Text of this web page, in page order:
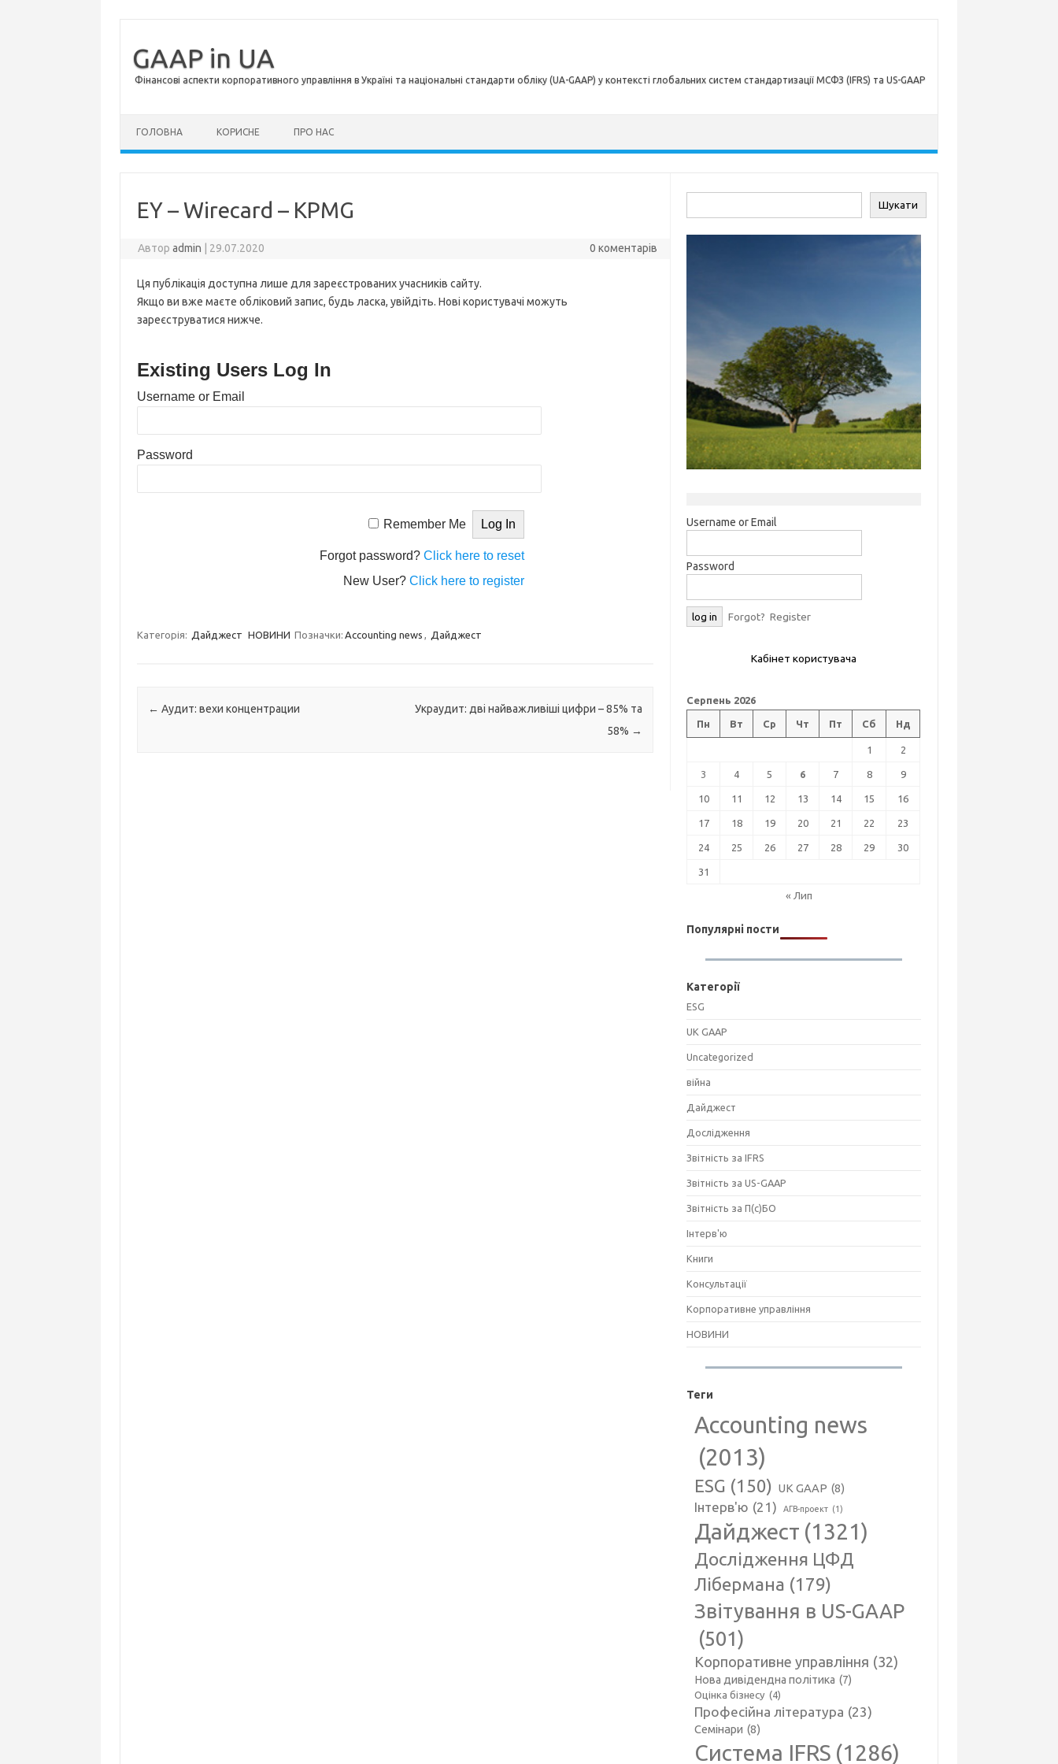
GAAP in UA
Фінансові аспекти корпоративного управління в Україні та національні стандарти обліку (UA-GAAP) у контексті глобальних систем стандартизації МСФЗ (IFRS) та US-GAAP
ГОЛОВНА КОРИСНЕ ПРО НАС
EY – Wirecard – KPMG
Авторadmin 29.07.2020 0 коментарів
Ця публікація доступна лише для зареєстрованих учасників сайту.
Якщо ви вже маєте обліковий запис, будь ласка, увійдіть. Нові користувачі можуть
зареєструватися нижче.
Existing Users Log In
Username or Email
Password
Remember Me
Forgot password? Click here to reset
New User? Click here to register
Категорія: Дайджест НОВИНИ Позначки: Accounting news , Дайджест
Навігація по запису
← Аудит: вехи концентрации
Украудит: дві найважливіші цифри – 85% та
58% →
Шукати
Username or Email
Password
Forgot? Register
Кабінет користувача
Серпень 2026
Пн Вт Ср Чт Пт Сб Нд
1 2
3 4 5 6 7 8 9
10 11 12 13 14 15 16
17 18 19 20 21 22 23
24 25 26 27 28 29 30
31
« Лип
Популярні пости
Категорії
ESG
UK GAAP
Uncategorized
війна
Дайджест
Дослідження
Звітність за IFRS
Звітність за US-GAAP
Звітність за П(с)БО
Інтерв'ю
Книги
Консультації
Корпоративне управління
НОВИНИ
Теги
Accounting news
(2013)
ESG (150) UK GAAP (8)
Інтерв'ю (21) АГВ-проект (1)
Дайджест (1321)
Дослідження ЦФД
Лібермана (179)
Звітування в US-GAAP
(501)
Корпоративне управління (32)
Нова дивідендна політика (7)
Оцінка бізнесу (4)
Професійна література (23)
Семінари (8)
Система IFRS (1286)